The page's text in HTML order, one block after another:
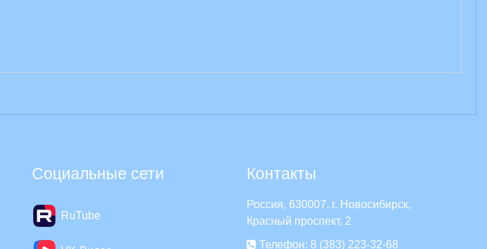
Социальные сети
RuTube
Контакты
Россия, 630007, г. Новосибирск,
Красный проспект, 2
Телефон: 8 (383) 223-32-68